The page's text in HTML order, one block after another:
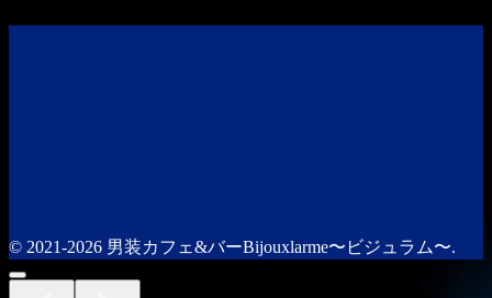
© 2021-2026 男装カフェ&バーBijouxlarme〜ビジュラム〜.